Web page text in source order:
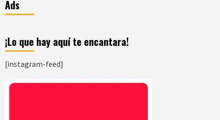
Ads
¡Lo que hay aquí te encantara!
[instagram-feed]